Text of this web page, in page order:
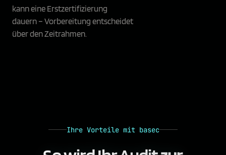
kann eine Erstzertifizierung
dauern – Vorbereitung entscheidet
über den Zeitrahmen.
Ihre Vorteile mit basec